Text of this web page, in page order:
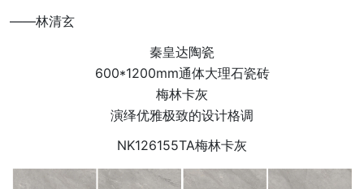
——林清玄
秦皇达陶瓷
600*1200mm通体大理石瓷砖
梅林卡灰
演绎优雅极致的设计格调
NK126155TA梅林卡灰